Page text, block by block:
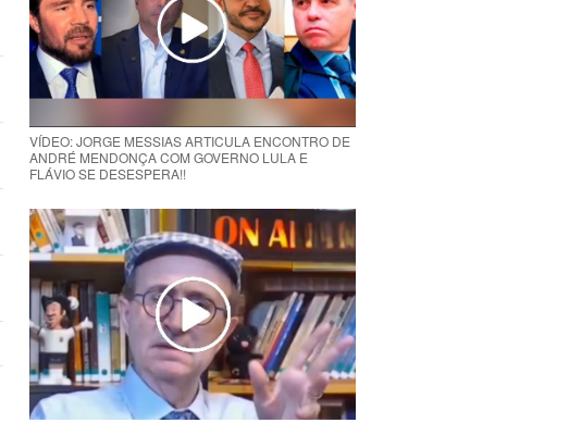
VÍDEO: JORGE MESSIAS ARTICULA ENCONTRO DE
ANDRÉ MENDONÇA COM GOVERNO LULA E
FLÁVIO SE DESESPERA!!